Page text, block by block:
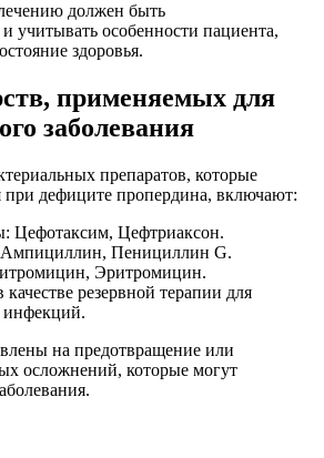
должен быть
учитывать особенности пациента,
здоровья.
применяемых для
заболевания
препаратов, которые
при дефиците пропердина, включают:
Цефотаксим, Цефтриаксон.
Пенициллин G.
Эритромицин.
резервной терапии для
инфекций.
на предотвращение или
осложнений, которые могут